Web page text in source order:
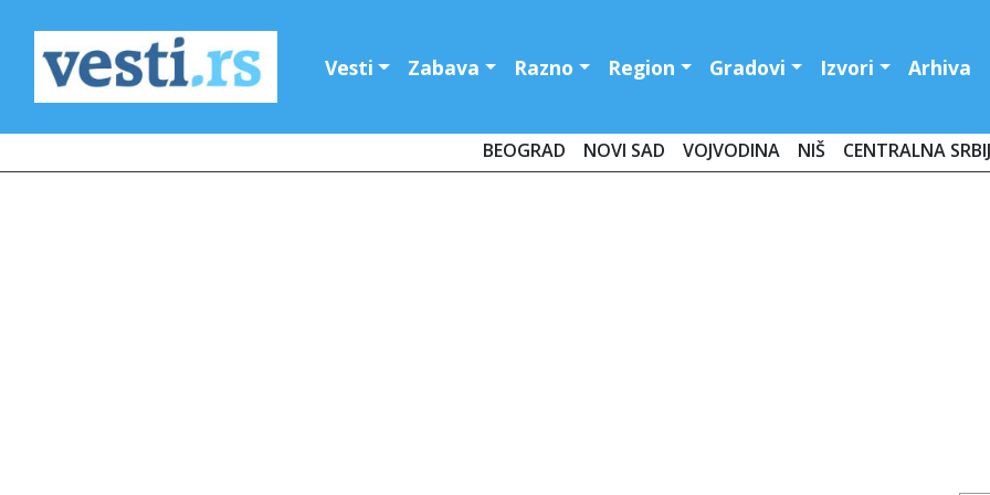
Vesti Zabava Razno Region Gradovi Izvori Arhiva
BEOGRAD NOVI SAD VOJVODINA NIŠ CENTRALNA